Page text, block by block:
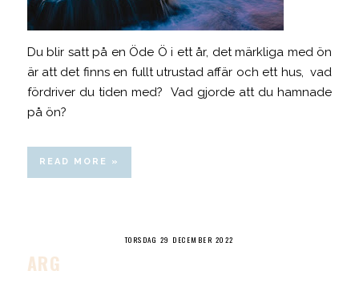
Du blir satt på en Öde Ö i ett år, det märkliga med ön
är att det finns en fullt utrustad affär och ett hus, vad
fördriver du tiden med? Vad gjorde att du hamnade
på ön?
READ MORE »
TORSDAG 29 DECEMBER 2022
ARG